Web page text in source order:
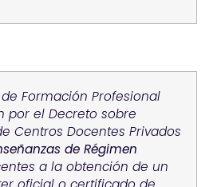
Formación Profesional
por el Decreto sobre
Centros Docentes Privados
de Régimen
a la obtención de un